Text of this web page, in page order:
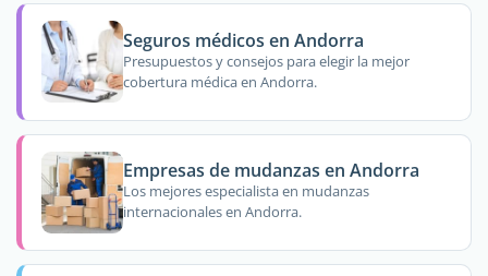
Seguros médicos en Andorra
Presupuestos y consejos para elegir la mejor
cobertura médica en Andorra.
Empresas de mudanzas en Andorra
Los mejores especialista en mudanzas
internacionales en Andorra.